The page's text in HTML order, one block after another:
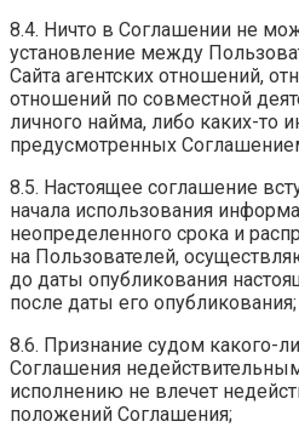
8.4. Ничто в Соглашении не
установление между
Сайта агентских отношений,
отношений по совместной
личного найма, либо каких-то
предусмотренных
8.5. Настоящее соглашение
начала использования
неопределенного срока и
на Пользователей,
до даты опубликования
после даты его опубликования;
8.6. Признание судом какого-
Соглашения
исполнению не влечет
положений Соглашения;